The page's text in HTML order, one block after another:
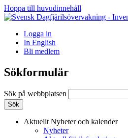
Hoppa till huvudinnehåll
Logga in
In English
Bli medlem
Sökformulär
Sök på webbplatsen
Aktuellt Nyheter och kalender
Nyheter